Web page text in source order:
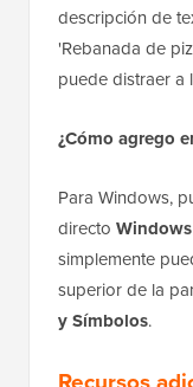
descripción de
'Rebanada de
puede distraer a
¿Cómo agrego
Para Windows,
directo
simplemente
superior de la
y Símbolos.